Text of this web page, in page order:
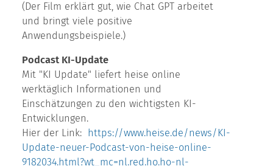
(Der Film erklärt gut, wie Chat GPT arbeitet
und bringt viele positive
Anwendungsbeispiele.)
Podcast KI-Update
Mit "KI Update" liefert heise online
werktäglich Informationen und
Einschätzungen zu den wichtigsten KI-
Entwicklungen.
Hier der Link:
https://www.heise.de/news/KI-
Update-neuer-Podcast-von-heise-online-
9182034.html?wt_mc=nl.red.ho.ho-nl-